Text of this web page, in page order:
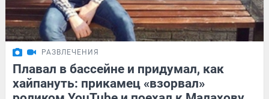
РАЗВЛЕЧЕНИЯ
Плавал в бассейне и придумал, как
хайпануть: прикамец «взорвал»